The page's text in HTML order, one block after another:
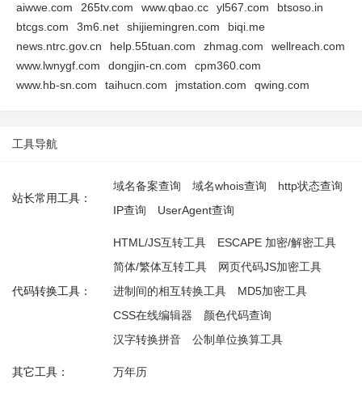
aiwwe.com 265tv.com www.qbao.cc yl567.com
btsoso.in
btcgs.com
3m6.net shijiemingren.com
biqi.me
news.ntrc.gov.cn
help.55tuan.com zhmag.com
wellreach.com
www.lwnygf.com
dongjin-cn.com
cpm360.com
www.hb-sn.com
taihucn.com jmstation.com qwing.com
工具导航
站长常用工具：
域名备案查询 域名whois查询
http状态查询
IP查询
UserAgent查询
代码转换工具：
HTML/JS互转工具
ESCAPE 加密/解密工具
简体/繁体互转工具
网页代码JS加密工具
进制间的相互转换工具
MD5加密工具
CSS在线编辑器
颜色代码查询
汉字转换拼音
公制单位换算工具
其它工具： 万年历